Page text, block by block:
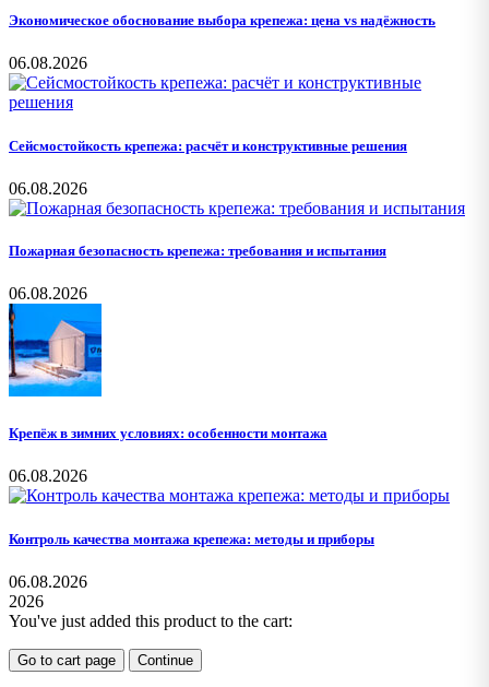
Экономическое обоснование выбора крепежа: цена vs надёжность
06.08.2026
Сейсмостойкость крепежа: расчёт и конструктивные решения
06.08.2026
Пожарная безопасность крепежа: требования и испытания
06.08.2026
Крепёж в зимних условиях: особенности монтажа
06.08.2026
Контроль качества монтажа крепежа: методы и приборы
06.08.2026
2026
You've just added this product to the cart:
Go to cart page Continue